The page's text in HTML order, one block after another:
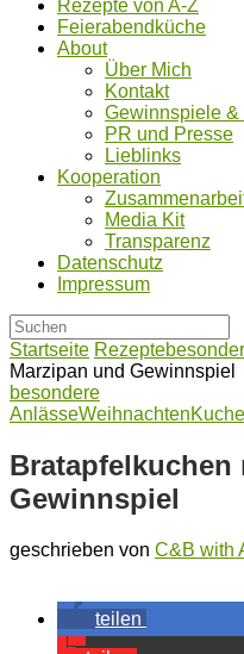
Rezepte von A-Z
Feierabendküche
About
Über Mich
Kontakt
Gewinnspiele &
PR und Presse
Lieblinks
Kooperation
Media Kit
Transparenz
Datenschutz
Impressum
Startseite Rezepte
Marzipan und Gewinnspiel
besondere
AnlässeWeihnachten
Bratapfelkuchen
Gewinnspiel
geschrieben von C&B with
teilen